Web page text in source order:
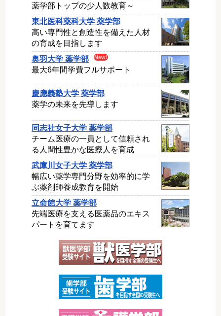
薬学部トップの少人数教育～
東北医科薬科大学 薬学部
高い専門性と創造性を備えた人材
の育成を目指します
奥羽大学 薬学部
最大6年間学費フルサポート
慶應義塾大学 薬学部
薬学の未来を先導します
同志社女子大学 薬学部
チーム医療の一員として信頼され
る人間性豊かな医療人を育成
武庫川女子大学 薬学部
幅広い薬学専門分野を効率的に学
ぶ薬剤師養成教育を開始
立命館大学 薬学部
先端医療を支える医薬品のエキス
パートを育てます